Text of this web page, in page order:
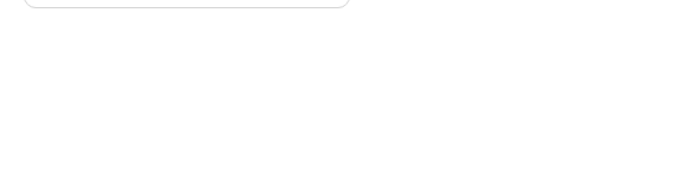
mostrando a experiência